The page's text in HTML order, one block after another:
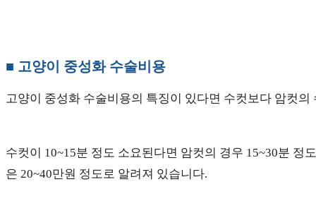
■ 고양이 중성화 수술비용
고양이 중성화 수술비용의 특징이 있다면 수컷보다 암컷
수컷이 10~15분 정도 소요된다면 암컷의 경우 15~30분
은 20~40만원 정도로 알려져 있습니다.